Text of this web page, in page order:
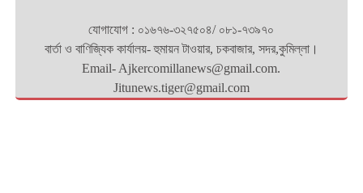
যোগাযোগ : ০১৬৭৬-৩২৭৫০৪/ ০৮১-৭৩৯৭০
বার্তা ও বাণিজ্যিক কার্যালয়- হুমায়ন টাওয়ার, চকবাজার, সদর,কুমিল্লা।
Email- Ajkercomillanews@gmail.com.
Jitunews.tiger@gmail.com